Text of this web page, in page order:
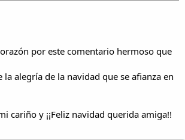
¡¡Jesús ya nació!!
este hermoso día.
Que el amor fecundo
por este comentario hermoso que
alegría de la navidad que se afianza en
cariño y ¡¡Feliz navidad querida amiga!!